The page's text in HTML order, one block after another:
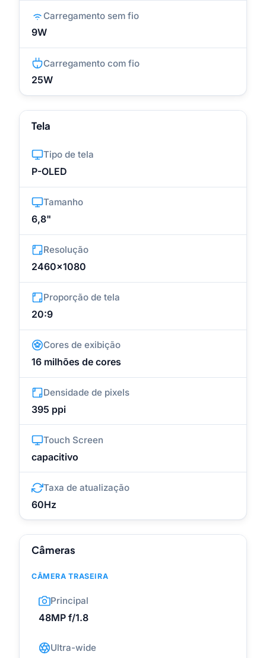
Carregamento sem fio
9W
Carregamento com fio
25W
Tela
Tipo de tela
P-OLED
Tamanho
6,8"
Resolução
2460x1080
Proporção de tela
20:9
Cores de exibição
16 milhões de cores
Densidade de pixels
395 ppi
Touch Screen
capacitivo
Taxa de atualização
60Hz
Câmeras
CÂMERA TRASEIRA
Principal
48MP f/1.8
Ultra-wide